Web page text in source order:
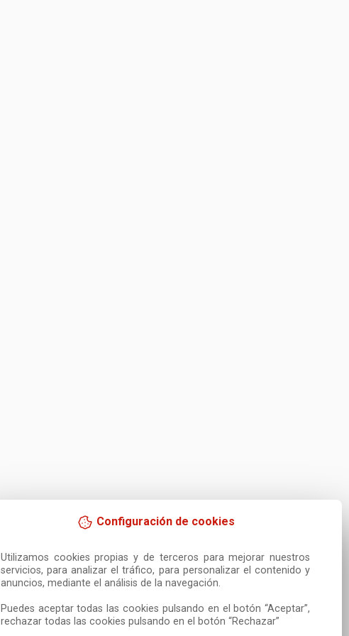
Configuración de cookies
Utilizamos cookies propias y de terceros para mejorar nuestros
servicios, para analizar el tráfico, para personalizar el contenido y
anuncios, mediante el análisis de la navegación.
Puedes aceptar todas las cookies pulsando en el botón “Aceptar”,
rechazar todas las cookies pulsando en el botón “Rechazar”